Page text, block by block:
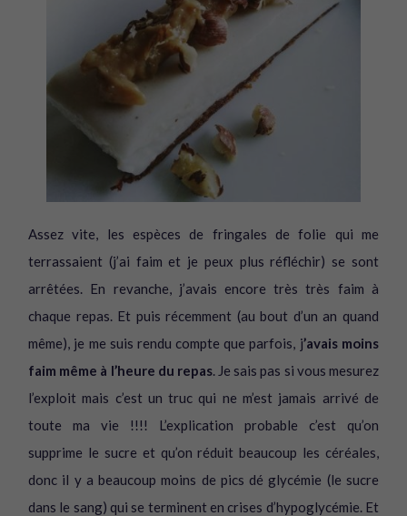
Assez vite, les espèces de fringales de folie qui me
terrassaient (j’ai faim et je peux plus réfléchir) se sont
arrêtées. En revanche, j’avais encore très très faim à
chaque repas. Et puis récemment (au bout d’un an quand
même), je me suis rendu compte que parfois, j’avais moins
faim même à l’heure du repas. Je sais pas si vous mesurez
l’exploit mais c’est un truc qui ne m’est jamais arrivé de
toute ma vie !!!! L’explication probable c’est qu’on
supprime le sucre et qu’on réduit beaucoup les céréales,
donc il y a beaucoup moins de pics dé glycémie (le sucre
dans le sang) qui se terminent en crises d’hypoglycémie. Et